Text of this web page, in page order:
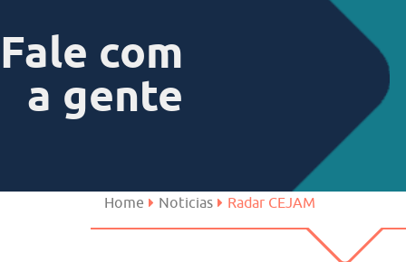
Ferraz de Vasconcelos
São José dos Campos
Fale com
a gente
Home Noticias Radar CEJAM